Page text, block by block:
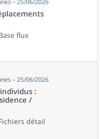
– 25/06/2026
flux
– 25/06/2026
:
/
détail